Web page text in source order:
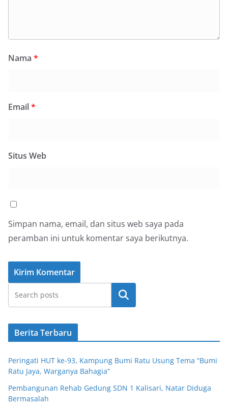
Nama *
Email*
Situs Web
Simpan nama, email, dan situs web saya pada
peramban ini untuk komentar saya berikutnya.
Cari
Berita Terbaru
Peringati HUT ke-93, Kampung Bumi Ratu Usung Tema “Bumi
Ratu Jaya, Warganya Bahagia”
Pembangunan Rehab Gedung SDN 1 Kalisari, Natar Diduga
Bermasalah